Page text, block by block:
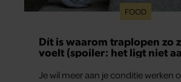
FOOD
Dít is waarom traplopen zo
voelt (spoiler: het ligt niet
Je wil meer aan je conditie werken